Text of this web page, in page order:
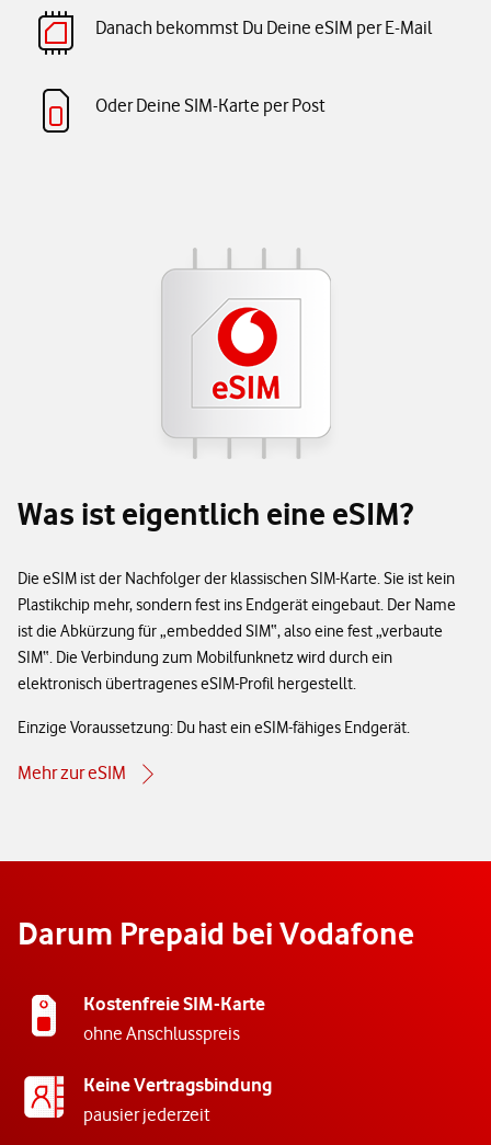
Danach bekommst Du Deine eSIM per E-Mail
Oder Deine SIM-Karte per Post
Was ist eigentlich eine eSIM?
Die eSIM ist der Nachfolger der klassischen SIM-Karte. Sie ist kein
Plastikchip mehr, sondern fest ins Endgerät eingebaut. Der Name
ist die Abkürzung für „embedded SIM“, also eine fest „verbaute
SIM“. Die Verbindung zum Mobilfunknetz wird durch ein
elektronisch übertragenes eSIM-Profil hergestellt.
Einzige Voraussetzung: Du hast ein eSIM-fähiges Endgerät.
Mehr zur eSIM
Darum Prepaid bei Vodafone
Kostenfreie SIM-Karte
ohne Anschlusspreis
Keine Vertragsbindung
pausier jederzeit